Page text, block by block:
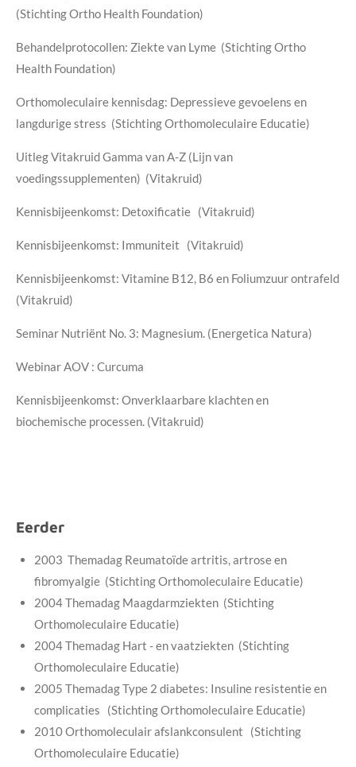
(Stichting Ortho Health Foundation)
Behandelprotocollen: Ziekte van Lyme (Stichting Ortho
Health Foundation)
Orthomoleculaire kennisdag: Depressieve gevoelens en
langdurige stress (Stichting Orthomoleculaire Educatie)
Uitleg Vitakruid Gamma van A-Z (Lijn van
voedingssupplementen) (Vitakruid)
Kennisbijeenkomst: Detoxificatie (Vitakruid)
Kennisbijeenkomst: Immuniteit (Vitakruid)
Kennisbijeenkomst: Vitamine B12, B6 en Foliumzuur ontrafeld
(Vitakruid)
Seminar Nutriënt No. 3: Magnesium. (Energetica Natura)
Webinar AOV : Curcuma
Kennisbijeenkomst: Onverklaarbare klachten en
biochemische processen. (Vitakruid)
Eerder
2003 Themadag Reumatoïde artritis, artrose en
fibromyalgie (Stichting Orthomoleculaire Educatie)
2004 Themadag Maagdarmziekten (Stichting
Orthomoleculaire Educatie)
2004 Themadag Hart - en vaatziekten (Stichting
Orthomoleculaire Educatie)
2005 Themadag Type 2 diabetes: Insuline resistentie en
complicaties (Stichting Orthomoleculaire Educatie)
2010 Orthomoleculair afslankconsulent (Stichting
Orthomoleculaire Educatie)